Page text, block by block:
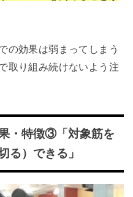
の効果は弱まってしまう
取り組み続けないよう注
・特徴③「対象筋を
る）できる」